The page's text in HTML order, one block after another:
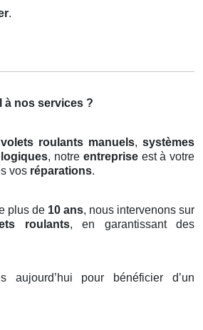
.
à nos services ?
volets roulants manuels, systèmes
, notre entrepriseest à votre
vos réparations.
plus de 10 ans, nous intervenons sur
roulants, en garantissant des
aujourd’hui pour bénéficier d’un